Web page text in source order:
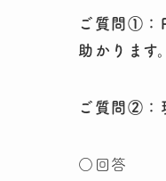
ご質問①：
助かります
ご質問②：
○回答